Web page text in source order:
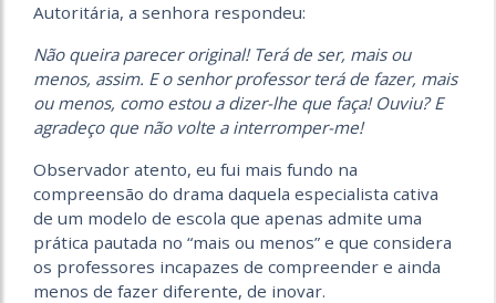
Autoritária, a senhora respondeu:
Não queira parecer original! Terá de ser, mais ou
menos, assim. E o senhor professor terá de fazer, mais
ou menos, como estou a dizer-lhe que faça! Ouviu? E
agradeço que não volte a interromper-me!
Observador atento, eu fui mais fundo na
compreensão do drama daquela especialista cativa
de um modelo de escola que apenas admite uma
prática pautada no “mais ou menos” e que considera
os professores incapazes de compreender e ainda
menos de fazer diferente, de inovar.